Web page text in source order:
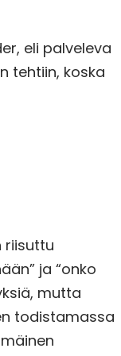
eli palveleva
tehtiin, koska
riisuttu
ja “onko
mutta
todistamassa